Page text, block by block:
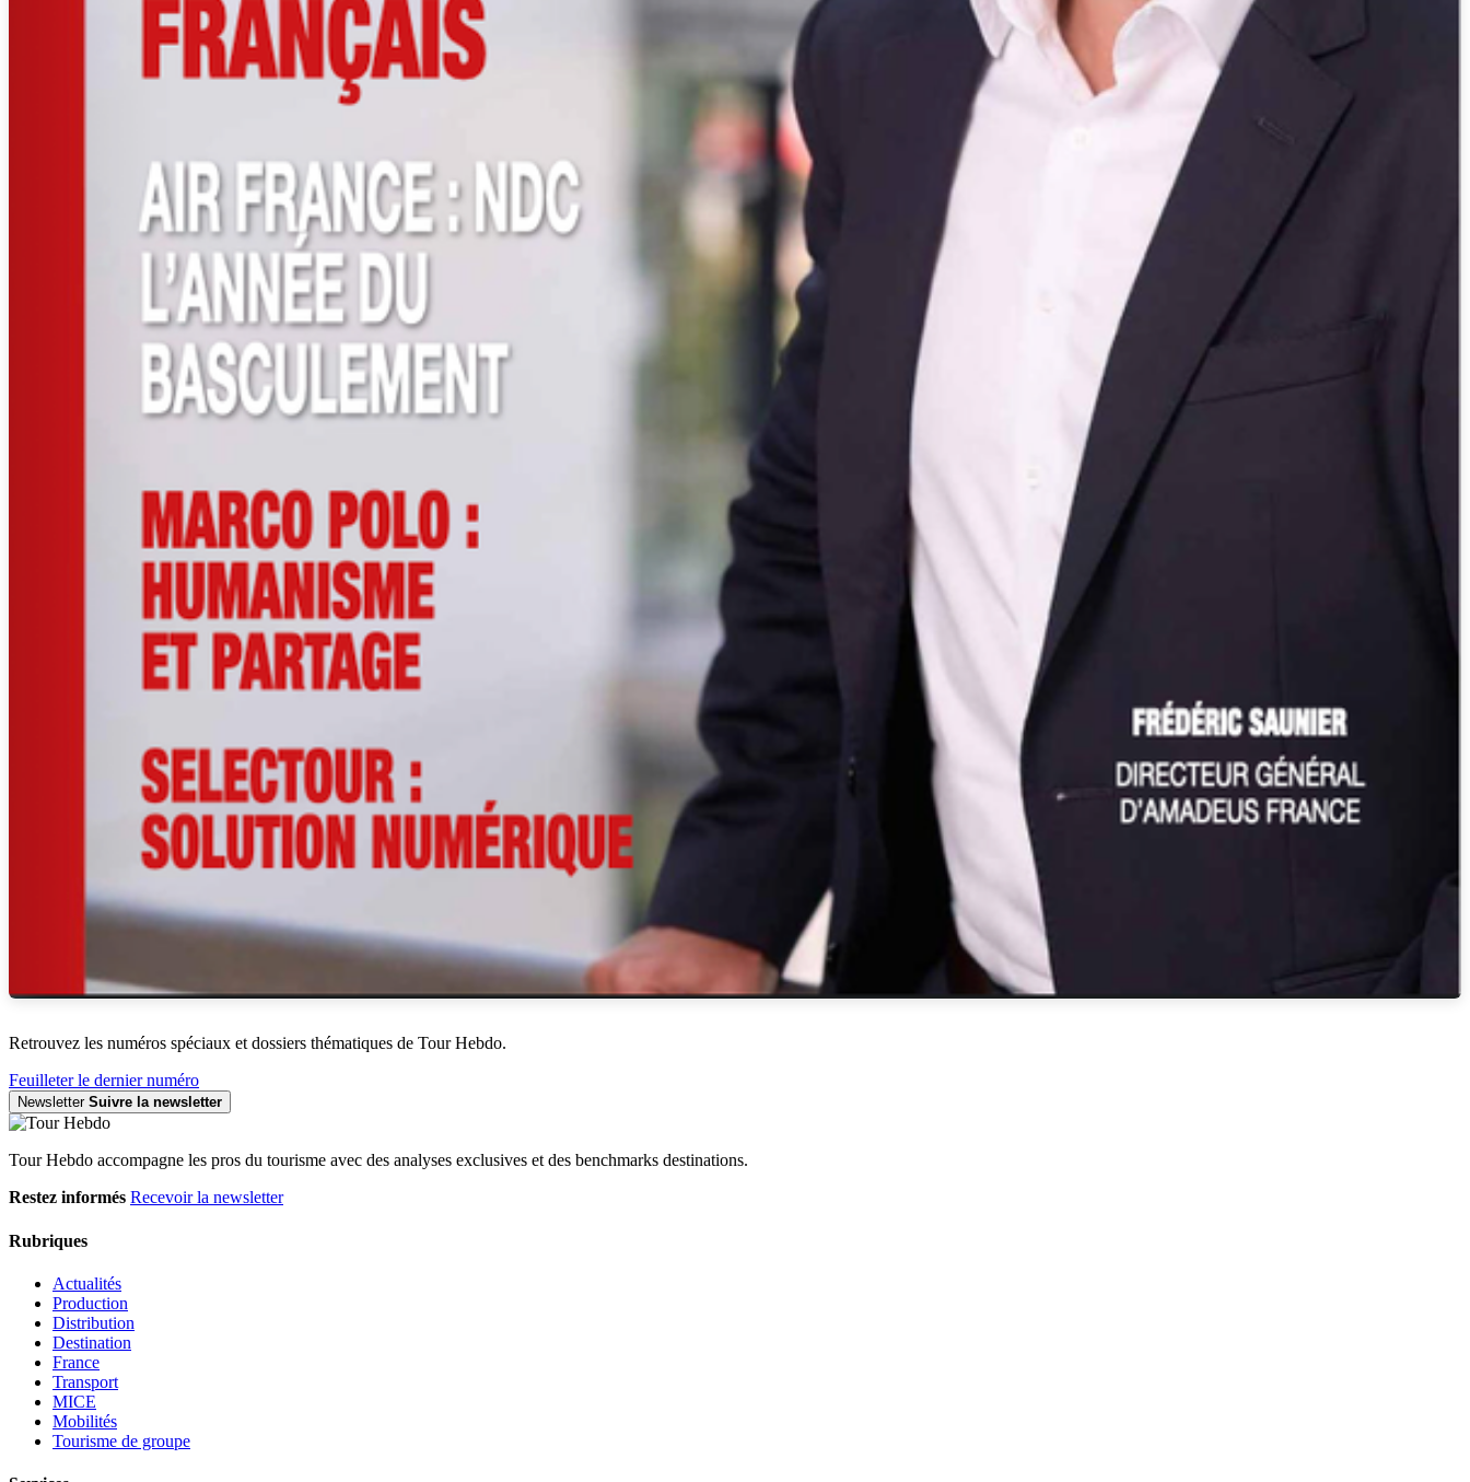
Retrouvez les numéros spéciaux et dossiers thématiques de Tour Hebdo.
Feuilleter le dernier numéro
Newsletter Suivre la newsletter
Tour Hebdo accompagne les pros du tourisme avec des analyses exclusives et des benchmarks destinations.
Restez informés Recevoir la newsletter
Rubriques
Actualités
Production
Distribution
Destination
France
Transport
MICE
Mobilités
Tourisme de groupe